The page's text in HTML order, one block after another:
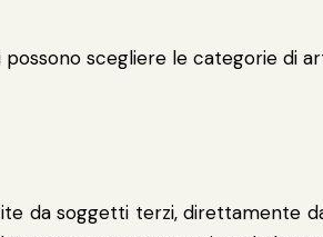
scegliere le categorie di
da soggetti terzi, direttamente